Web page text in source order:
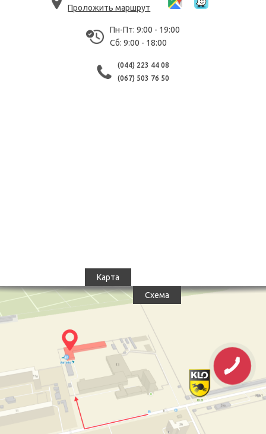
Проложить маршрут
Пн-Пт: 9:00 - 19:00
Сб: 9:00 - 18:00
(044) 223 44 08
(067) 503 76 50
Карта
Схема